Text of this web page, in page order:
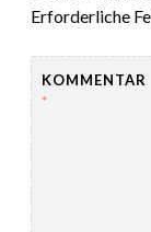
Erforderliche
KOMMENTAR
*